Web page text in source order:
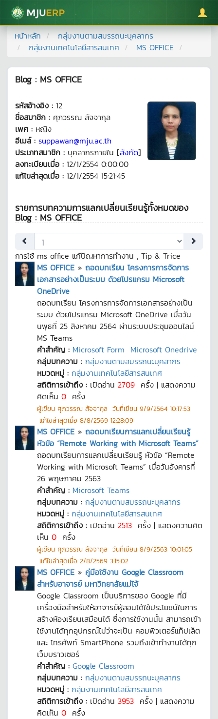
มหาวิทยาลัยแม่โจ้
หน้าหลัก
กลุ่มงานตามสมรรถนะบุคลากร
กลุ่มงานเทคโนโลยีสารสนเทศ
MS OFFICE
Blog : MS OFFICE
รหัสอ้างอิง : 12
ชื่อสมาชิก : ศุภวรรณ สัจจากุล
เพศ : หญิง
อีเมล์ : suppawan@mju.ac.th
ประเภทสมาชิก : บุคลากรภายใน [สังกัด]
ลงทะเบียนเมื่อ : 12/1/2554 0:00:00
แก้ไขล่าสุดเมื่อ : 12/1/2554 15:21:45
รายการบทความการแลกเปลี่ยนเรียนรู้ทั้งหมดของ
Blog : MS OFFICE
การใช้ ms office แก้ปัญหาการทำงาน , Tip & Trice
MS OFFICE » ถอดบทเรียน โครงการการจัดการ
เอกสารอย่างเป็นระบบ ด้วยโปรแกรม Microsoft
OneDrive
ถอดบทเรียน โครงการการจัดการเอกสารอย่างเป็น
ระบบ ด้วยโปรแกรม Microsoft OneDrive เมื่อวัน
นพุธที่ 25 สิงหาคม 2564 ผ่านระบบประชุมออนไลน์
MS Teams
คำสำคัญ : Microsoft Form Microsoft Onedrive
กลุ่มบทความ : กลุ่มงานตามสมรรถนะบุคลากร
หมวดหมู่ : กลุ่มงานเทคโนโลยีสารสนเทศ
สถิติการเข้าถึง : เปิดอ่าน 2709 ครั้ง | แสดงความ
คิดเห็น 0 ครั้ง
ผู้เขียน ศุภวรรณ สัจจากุล วันที่เขียน 9/9/2564 10:17:53
แก้ไขล่าสุดเมื่อ 8/8/2569 12:28:09
MS OFFICE » ถอดบทเรียนการแลกเปลี่ยนเรียนรู้
หัวข้อ “Remote Working with Microsoft Teams”
ถอดบทเรียนการแลกเปลี่ยนเรียนรู้ หัวข้อ “Remote
Working with Microsoft Teams” เมื่อวันอังคารที่
26 พฤษภาคม 2563
คำสำคัญ : Microsoft Teams
กลุ่มบทความ : กลุ่มงานตามสมรรถนะบุคลากร
หมวดหมู่ : กลุ่มงานเทคโนโลยีสารสนเทศ
สถิติการเข้าถึง : เปิดอ่าน 2513 ครั้ง | แสดงความคิด
เห็น 0 ครั้ง
ผู้เขียน ศุภวรรณ สัจจากุล วันที่เขียน 8/9/2563 10:01:05
แก้ไขล่าสุดเมื่อ 2/8/2569 3:15:02
MS OFFICE » คู่มือใช้งาน Google Classroom
สำหรับอาจารย์ มหาวิทยาลัยแม่โจ้
Google Classroom เป็นบริการของ Google ที่มี
เครื่องมือสำหรับให้อาจารย์ผู้สอนได้ใช้ประโยชน์ในการ
สร้างห้องเรียนเสมือนได้ ซึ่งการใช้งานนั้น สามารถเข้า
ใช้งานได้ทุกอุปกรณ์ไม่ว่าจะเป็น คอมพิวเตอร์แท็ปเล็ต
และ โทรศัพท์ SmartPhone รวมถึงเข้าทำงานได้ทุก
เว็บบราวเซอร์
คำสำคัญ : Google Classroom
กลุ่มบทความ : กลุ่มงานตามสมรรถนะบุคลากร
หมวดหมู่ : กลุ่มงานเทคโนโลยีสารสนเทศ
สถิติการเข้าถึง : เปิดอ่าน 3953 ครั้ง | แสดงความ
คิดเห็น 0 ครั้ง